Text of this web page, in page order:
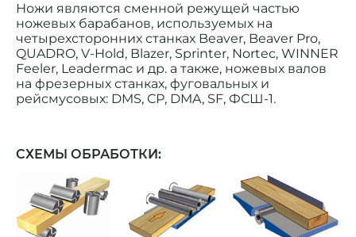
Ножи являются сменной режущей частью
ножевых барабанов, используемых на
четырехсторонних станках Beaver, Beaver Pro,
QUADRO, V-Hold, Blazer, Sprinter, Nortec, WINNER
Feeler, Leadermac и др. а также, ножевых валов
на фрезерных станках, фуговальных и
рейсмусовых: DMS, СР, DMA, SF, ФСШ-1.
СХЕМЫ ОБРАБОТКИ: